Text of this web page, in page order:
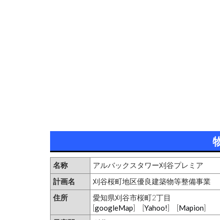
名称
アルバックスタワー刈谷プレミア
計画名
刈谷桜町地区優良建築物等整備事業
住所
愛知県刈谷市桜町2丁目
[googleMap] [Yahoo!] [Mapion]